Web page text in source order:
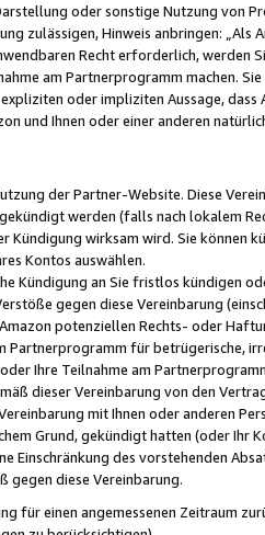
oder sonstige Nutzung von
zulässigen, Hinweis anbringen:
Recht erforderlich, werden
am Partnerprogramm machen.
oder impliziten Aussage,
und Ihnen oder einer anderen
der Partner-Website. Diese
werden (falls nach lokalem
wirksam wird. Sie können
Kontos auswählen.
Kündigung an Sie fristlos kündigen
gegen diese Vereinbarung
potenziellen Rechts- oder
Partnerprogramm für betrügerische,
Ihre Teilnahme am
dieser Vereinbarung von den
mit Ihnen oder anderen
Grund, gekündigt hatten (oder Ihr
des vorstehenden
gegen diese Vereinbarung.
für einen angemessenen Zeitraum